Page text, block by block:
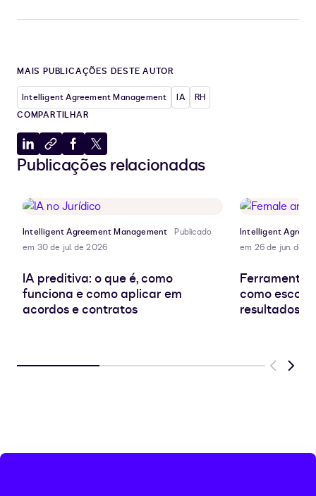
MAIS PUBLICAÇÕES DESTE AUTOR
Intelligent Agreement Management IA
RH
COMPARTILHAR
Compartilhar
no
Copiar
para
de
transferência
Compartilhar
no
Compartilhar
no
Publicações relacionadas
Intelligent Agreement Management
Publicado
em 30 de jul. de 2026
IA preditiva: o que é, como
funciona e como aplicar em
acordos e contratos
Intelligent
em 26 de jun. de
como
resultados
Previous
Next